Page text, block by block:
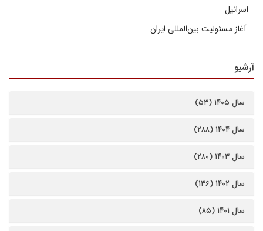
اسرائیل
آغاز مسئولیت بین‌المللی ایران
آرشیو
سال ۱۴۰۵ (۵۳)
سال ۱۴۰۴ (۲۸۸)
سال ۱۴۰۳ (۲۸۰)
سال ۱۴۰۲ (۱۳۶)
سال ۱۴۰۱ (۸۵)